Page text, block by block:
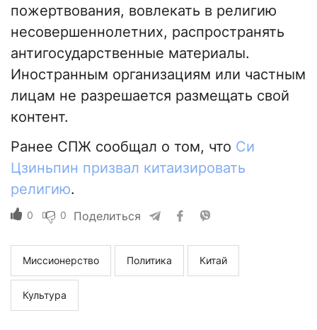
пожертвования, вовлекать в религию
несовершеннолетних, распространять
антигосударственные материалы.
Иностранным организациям или частным
лицам не разрешается размещать свой
контент.
Ранее СПЖ сообщал о том, что Си
Цзиньпин призвал китаизировать
религию.
0 0 Поделиться
Миссионерство Политика Китай
Культура